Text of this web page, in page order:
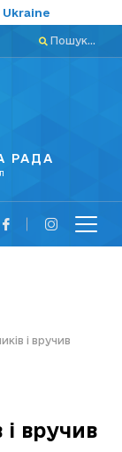
Пошук...
РАДА
і вручив
і вручив